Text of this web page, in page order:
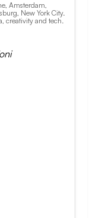
Amsterdam,
New York City.
creativity and tech.